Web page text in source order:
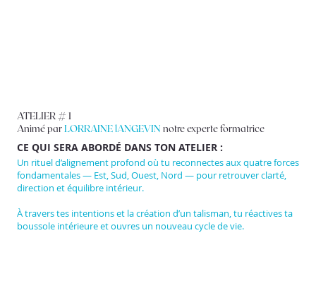
ATELIER # 1
Animé parLORRAINE lANGEVIN notre experte formatrice
CE QUI SERA ABORDÉ DANS TON ATELIER :
Un rituel d’alignement profond où tu reconnectes aux quatre forces
fondamentales — Est, Sud, Ouest, Nord — pour retrouver clarté,
direction et équilibre intérieur.
À travers tes intentions et la création d’un talisman, tu réactives ta
boussole intérieure et ouvres un nouveau cycle de vie.